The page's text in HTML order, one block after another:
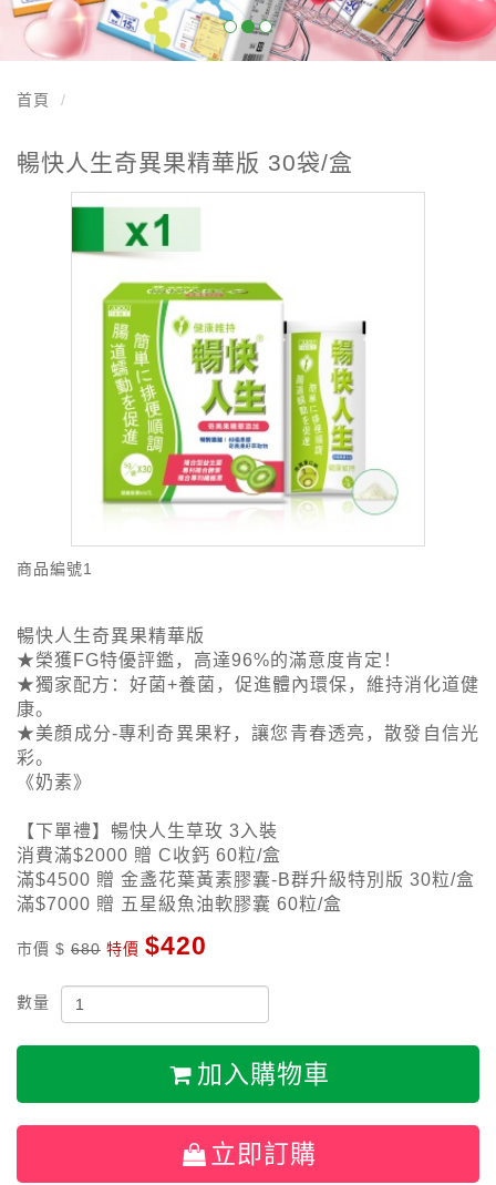
首頁
暢快人生奇異果精華版 30袋/盒
商品編號1
暢快人生奇異果精華版
★榮獲FG特優評鑑，高達96%的滿意度肯定！
★獨家配方：好菌+養菌，促進體內環保，維持消化道健
康。
★美顏成分-專利奇異果籽，讓您青春透亮，散發自信光
彩。
《奶素》
【下單禮】暢快人生草玫 3入裝
消費滿$2000 贈 C收鈣 60粒/盒
滿$4500 贈 金盞花葉黃素膠囊-B群升級特別版 30粒/盒
滿$7000 贈 五星級魚油軟膠囊 60粒/盒
市價 $ 680 特價 $420
數量
加入購物車
立即訂購